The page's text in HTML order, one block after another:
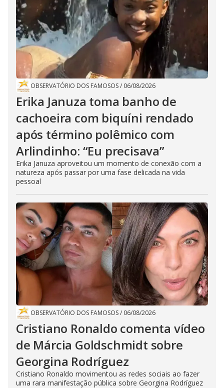
OBSERVATÓRIO DOS FAMOSOS/ 06/08/2026
Erika Januza toma banho de
cachoeira com biquíni rendado
após término polêmico com
Arlindinho: “Eu precisava”
Erika Januza aproveitou um momento de conexão com a
natureza após passar por uma fase delicada na vida
pessoal
OBSERVATÓRIO DOS FAMOSOS/ 06/08/2026
Cristiano Ronaldo comenta vídeo
de Márcia Goldschmidt sobre
Georgina Rodríguez
Cristiano Ronaldo movimentou as redes sociais ao fazer
uma rara manifestação pública sobre Georgina Rodríguez